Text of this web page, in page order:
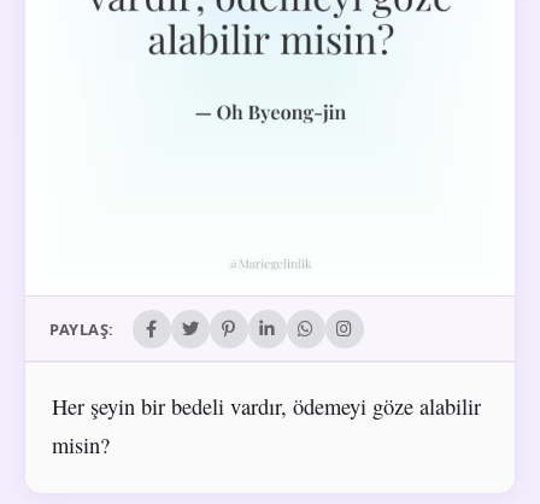
PAYLAŞ:
Her şeyin bir bedeli vardır, ödemeyi göze alabilir
misin?